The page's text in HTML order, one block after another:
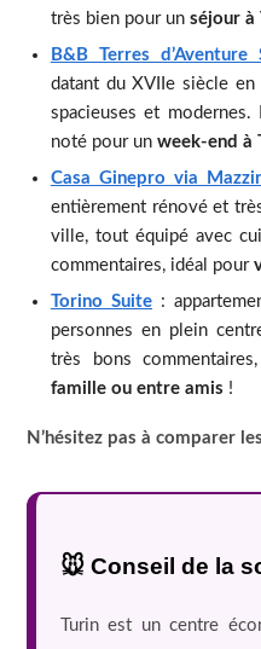
très bien pour un séjour à
B&B Terres d’Aventure
datant du XVIIe siècle en
spacieuses et
noté pour un week-end à
Casa Ginepro via
entièrement rénové et
ville, tout équipé avec
commentaires, idéal pour
Torino Suite :
personnes en plein
très bons
famille ou entre amis !
N’hésitez pas à comparer
🐭 Conseil de la
Turin est un centre